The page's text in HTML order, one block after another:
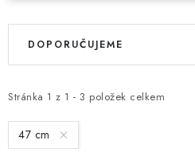
V
i
s
p
Stránka 1 z 1 - 3 položek celkem
Ř
e
n
í
DOPORUČUJEME
47 cm